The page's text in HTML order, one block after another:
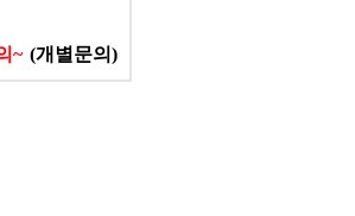
~ (개별문의)